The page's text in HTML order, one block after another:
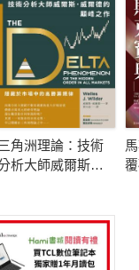
角洲理論：技術
析大師威爾斯．